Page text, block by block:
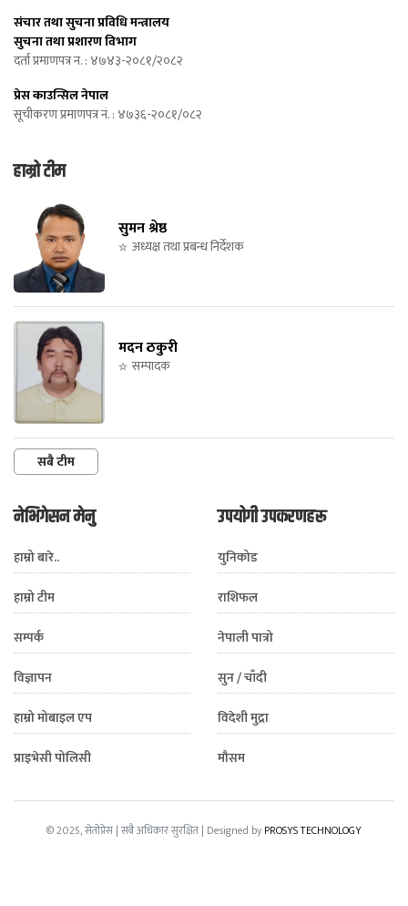
संचार तथा सुचना प्रविधि मन्त्रालय
सुचना तथा प्रशारण विभाग
दर्ता प्रमाणपत्र न. : ४७४३-२०८१/२०८२
प्रेस काउन्सिल नेपाल
सूचीकरण प्रमाणपत्र नं. : ४७३६-२०८१/०८२
हाम्रो टीम
सुमन श्रेष्ठ
अध्यक्ष तथा प्रबन्ध निर्देशक
मदन ठकुरी
सम्पादक
सबै टीम
नेभिगेसन मेनु
हाम्रो बारे..
हाम्रो टीम
सम्पर्क
विज्ञापन
हाम्रो मोबाइल एप
प्राइभेसी पोलिसी
उपयोगी उपकरणहरू
युनिकोड
राशिफल
नेपाली पात्रो
सुन / चाँदी
विदेशी मुद्रा
मौसम
© 2025, सेतोप्रेस | सबै अधिकार सुरक्षित | Designed by PROSYS TECHNOLOGY